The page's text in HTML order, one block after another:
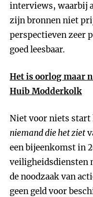
interviews, waarbij
zijn bronnen niet
perspectieven zeer
goed leesbaar.
Het is oorlog maar
Huib Modderkolk
Niet voor niets start
niemand die het ziet
een bijeenkomst in
veiligheidsdiensten
de noodzaak van
geen geld voor